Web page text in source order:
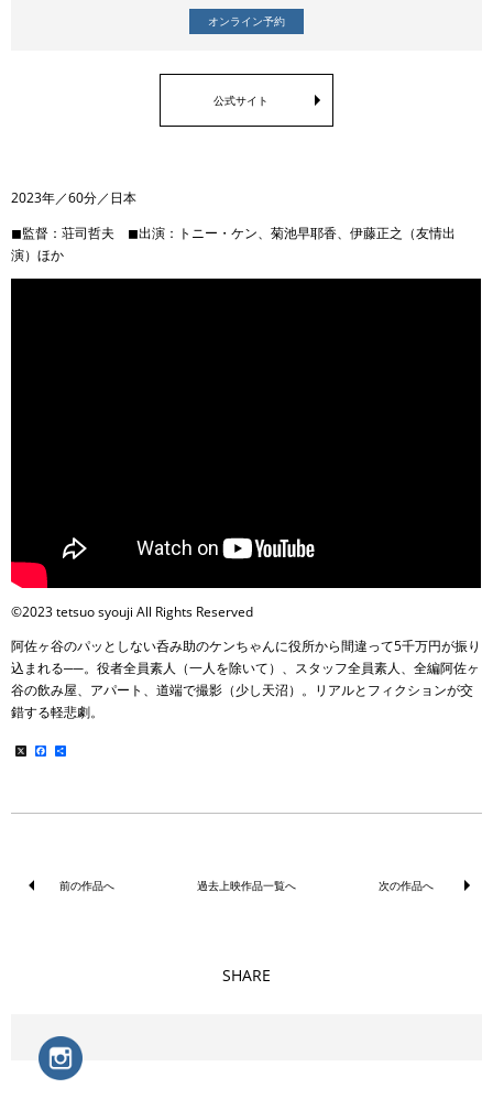
オンライン予約
公式サイト
2023年／60分／日本
◼︎監督：荘司哲夫 ◼︎出演：トニー・ケン、菊池早耶香、伊藤正之（友情出
演）ほか
©2023 tetsuo syouji All Rights Reserved
阿佐ヶ谷のパッとしない呑み助のケンちゃんに役所から間違って5千万円が振り
込まれる──。役者全員素人（一人を除いて）、スタッフ全員素人、全編阿佐ヶ
谷の飲み屋、アパート、道端で撮影（少し天沼）。リアルとフィクションが交
錯する軽悲劇。
X Facebook
前の作品へ 過去上映作品一覧へ 次の作品へ
SHARE